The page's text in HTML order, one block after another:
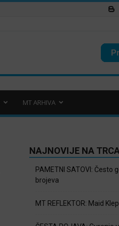
MT ARHIVA
NAJNOVIJE NA
PAMETNI SATOVI: Često
brojeva
MT REFLEKTOR: Maid